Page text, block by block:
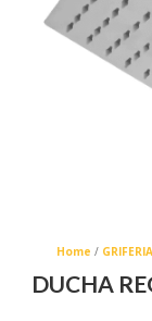
Home / GRIFERIA
DUCHA